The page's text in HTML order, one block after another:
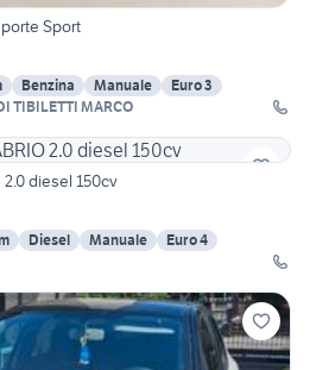
Sport
Benzina Manuale
Euro 3
TIBILETTI MARCO
2.0 diesel 150cv
Diesel Manuale
Euro 4